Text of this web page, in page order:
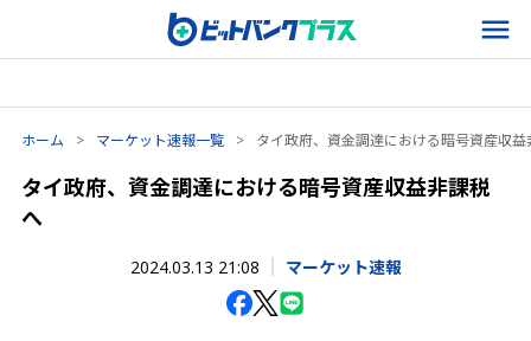
ホーム > マーケット速報一覧 > タイ政府、資金調達における暗号資産収益
タイ政府、資金調達における暗号資産収益非課税
へ
2024.03.13 21:08 マーケット速報